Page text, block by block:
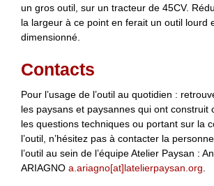
un gros outil, sur un tracteur de 45CV.
la largeur à ce point en ferait un outil lourd
dimensionné.
Contacts
Pour l’usage de l’outil au quotidien :
les paysans et paysannes qui ont construit
les questions techniques ou portant sur la
l’outil, n’hésitez pas à contacter la
l’outil au sein de l’équipe Atelier Paysan :
ARIAGNO a.ariagno[at]latelierpaysan.org